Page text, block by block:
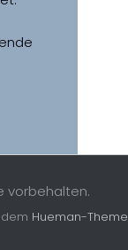
vorbehalten.
Hueman-Theme